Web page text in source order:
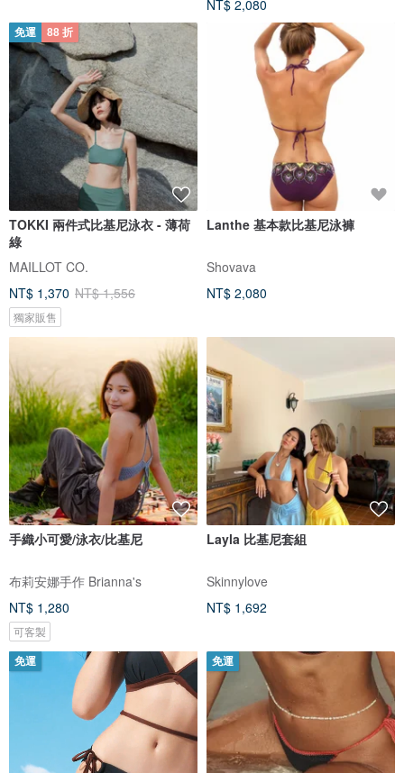
NT$ 2,080
免運 88 折
TOKKI 兩件式比基尼泳衣 - 薄荷
綠
MAILLOT CO.
NT$ 1,370 NT$ 1,556
獨家販售
Lanthe 基本款比基尼泳褲
Shovava
NT$ 2,080
手織小可愛/泳衣/比基尼
布莉安娜手作 Brianna's
NT$ 1,280
可客製
Layla 比基尼套組
Skinnylove
NT$ 1,692
免運 免運